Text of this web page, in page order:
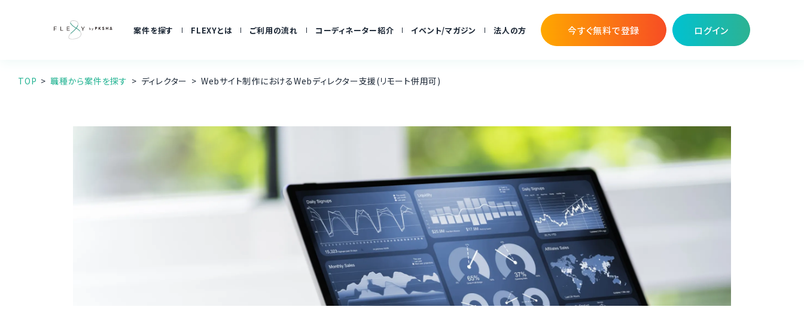
案件を探す FLEXYとは ご利用の流れ コーディネーター紹介 イベント/マガジン 法人の方 今すぐ無料で登録 ログイン
TOP 職種から案件を探す ディレクター Webサイト制作におけるWebディレクター支援(リモート併用可)